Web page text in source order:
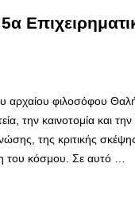
φιλοσόφου
την καινοτομία και
της κριτικής
του κόσμου. Σε αυτό …